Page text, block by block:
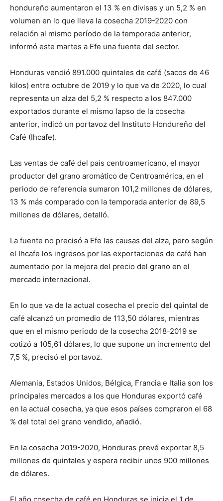
hondureño aumentaron el 13 % en divisas y un 5,2 % en
volumen en lo que lleva la cosecha 2019-2020 con
relación al mismo período de la temporada anterior,
informó este martes a Efe una fuente del sector.
Honduras vendió 891.000 quintales de café (sacos de 46
kilos) entre octubre de 2019 y lo que va de 2020, lo cual
representa un alza del 5,2 % respecto a los 847.000
exportados durante el mismo lapso de la cosecha
anterior, indicó un portavoz del Instituto Hondureño del
Café (Ihcafe).
Las ventas de café del país centroamericano, el mayor
productor del grano aromático de Centroamérica, en el
periodo de referencia sumaron 101,2 millones de dólares,
13 % más comparado con la temporada anterior de 89,5
millones de dólares, detalló.
La fuente no precisó a Efe las causas del alza, pero según
el Ihcafe los ingresos por las exportaciones de café han
aumentado por la mejora del precio del grano en el
mercado internacional.
En lo que va de la actual cosecha el precio del quintal de
café alcanzó un promedio de 113,50 dólares, mientras
que en el mismo periodo de la cosecha 2018-2019 se
cotizó a 105,61 dólares, lo que supone un incremento del
7,5 %, precisó el portavoz.
Alemania, Estados Unidos, Bélgica, Francia e Italia son los
principales mercados a los que Honduras exportó café
en la actual cosecha, ya que esos países compraron el 68
% del total del grano vendido, añadió.
En la cosecha 2019-2020, Honduras prevé exportar 8,5
millones de quintales y espera recibir unos 900 millones
de dólares.